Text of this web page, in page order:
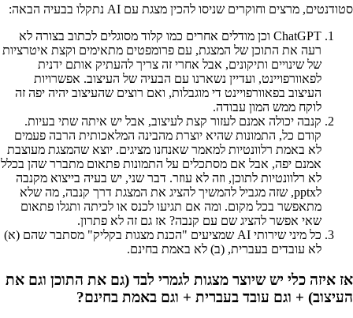
סטודנטים, מרצים וחוקרים שניסו להכין מצגת עם AI נתקלו בבעיה הבאה:
ChatGPT וכן מודלים אחרים כמו קלוד מסוגלים לכתוב בצורה לא
רעה את התוכן של המצגת, עם פרומפטים מתאימים וקצת איטרציות
של שינויים ותיקונים, אבל אחרי זה צריך להעתיק אותם ידנית
לפאוורפויינט, ועדיין נשארנו עם הבעיה של העיצוב. אפשרויות
העיצוב בפאוורפויינט די מוגבלות, ואם רוצים שהעיצוב יהיה יפה זה
לוקח ממש המון עבודה.
קנבה יכולה אמנם לעזור קצת לעיצוב, אבל יש איתה שתי בעיות.
קודם כל, התמונות שהיא יוצרת מהבינה המלאכותית הרבה פעמים
לא באמת רלוונטיות למאמר שאנחנו מציגים. יוצא שהמצגת מעוצבת
אמנם יפה, אבל אם מסתכלים על התמונות פתאום מתברר שהן בכלל
לא רלוונטיות לתוכן, וזה לא עוזר. דבר שני, יש בעיה בייצוא מקנבה
לpptx, שזה מגביל להמשיך להציג את המצגת דרך קנבה, מה שלא
מתאפשר בכל מקום. ומה אם תגיעו לכנס או לכיתה ותגלו פתאום
שאי אפשר להציג שם עם קנבה? אז גם זה לא פתרון.
כל מיני שירותי AI שמציעים "הכנת מצגות בקליק" מסתבר שהם (א)
לא עובדים בעברית, (ב) לא באמת בחינם.
אז איזה כלי יש שיוצר מצגות לגמרי לבד (גם את התוכן וגם את
העיצוב) + וגם עובד בעברית + וגם באמת בחינם?